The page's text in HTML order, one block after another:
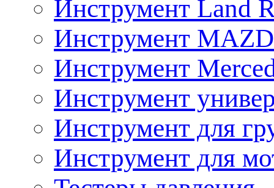
Инструмент Land
Инструмент
Инструмент
Инструмент
Инструмент для
Инструмент для